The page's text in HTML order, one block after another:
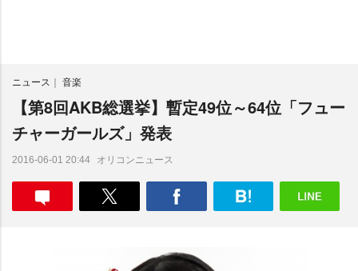
ニュース 音楽
【第8回AKB総選挙】暫定49位～64位「フュー
チャーガールズ」発表
2016-06-01 20:44 オリコンニュース